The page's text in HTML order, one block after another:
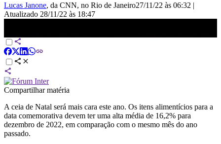
Lucas Janone, da CNN, no Rio de Janeiro27/11/22 às 06:32 |
Atualizado 28/11/22 às 18:47
Compartilhar matéria
A ceia de Natal será mais cara este ano. Os itens alimentícios para a
data comemorativa devem ter uma alta média de 16,2% para
dezembro de 2022, em comparação com o mesmo mês do ano
passado.